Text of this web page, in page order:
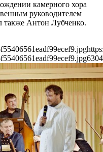
камерного хора
руководителем
также Антон Лубченко.
630